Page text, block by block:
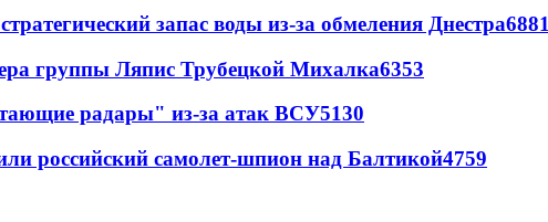
запас воды из-за обмеления Днестра6881
группы Ляпис Трубецкой Михалка6353
радары" из-за атак ВСУ5130
российский самолет-шпион над Балтикой4759